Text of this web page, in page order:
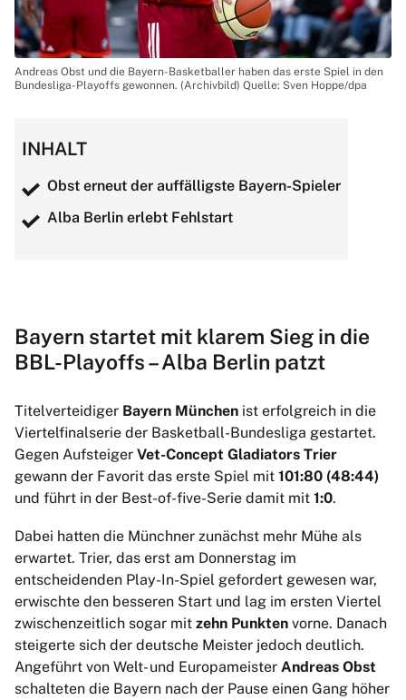
Andreas Obst und die Bayern-Basketballer haben das erste Spiel in den
Bundesliga-Playoffs gewonnen. (Archivbild) Quelle: Sven Hoppe/dpa
INHALT
Obst erneut der auffälligste Bayern-Spieler
Alba Berlin erlebt Fehlstart
Bayern startet mit klarem Sieg in die
BBL-Playoffs – Alba Berlin patzt
Titelverteidiger Bayern München ist erfolgreich in die
Viertelfinalserie der Basketball-Bundesliga gestartet.
Gegen Aufsteiger Vet-Concept Gladiators Trier
gewann der Favorit das erste Spiel mit 101:80 (48:44)
und führt in der Best-of-five-Serie damit mit 1:0.
Dabei hatten die Münchner zunächst mehr Mühe als
erwartet. Trier, das erst am Donnerstag im
entscheidenden Play-In-Spiel gefordert gewesen war,
erwischte den besseren Start und lag im ersten Viertel
zwischenzeitlich sogar mit zehn Punkten vorne. Danach
steigerte sich der deutsche Meister jedoch deutlich.
Angeführt von Welt- und Europameister Andreas Obst
schalteten die Bayern nach der Pause einen Gang höher